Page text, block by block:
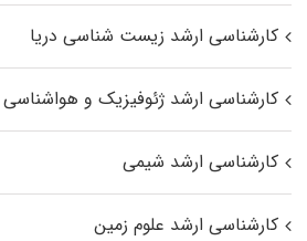
کارشناسی ارشد زیست‌ شناسی دریا
کارشناسی ارشد ژئوفیزیک و هواشناسی
کارشناسی ارشد شیمی
کارشناسی ارشد علوم زمین